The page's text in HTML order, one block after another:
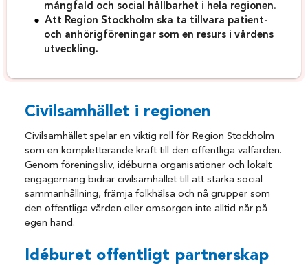
mångfald och social hållbarhet i hela regionen.
Att Region Stockholm ska ta tillvara patient-
och anhörigföreningar som en resurs i vårdens
utveckling.
Civilsamhället i regionen
Civilsamhället spelar en viktig roll för Region Stockholm
som en kompletterande kraft till den offentliga välfärden.
Genom föreningsliv, idéburna organisationer och lokalt
engagemang bidrar civilsamhället till att stärka social
sammanhållning, främja folkhälsa och nå grupper som
den offentliga vården eller omsorgen inte alltid når på
egen hand.
Idéburet offentligt partnerskap